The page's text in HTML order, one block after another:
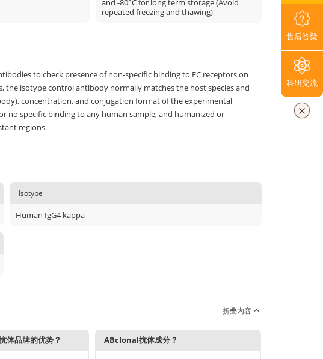
and -80°C for long term storage (Avoid
repeated freezing and thawing)
to check presence of non-specific binding to FC receptors on
the isotype control antibody normally matches the host species and
concentration, and conjugation format of the experimental
no specific binding to any human sample, and humanized or
regions.
Isotype
Human IgG4 kappa
折叠内容
体品牌的优势？ ABclonal抗体成分？
售后答疑
科研交流